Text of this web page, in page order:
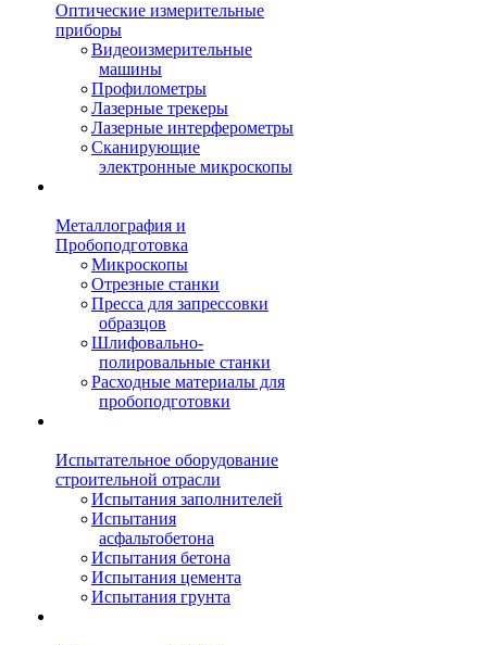
Оптические измерительные
приборы
Видеоизмерительные
машины
Профилометры
Лазерные трекеры
Лазерные интерферометры
Сканирующие
электронные микроскопы
Металлография и
Пробоподготовка
Микроскопы
Отрезные станки
Пресса для запрессовки
образцов
Шлифовально-
полировальные станки
Расходные материалы для
пробоподготовки
Испытательное оборудование
строительной отрасли
Испытания заполнителей
Испытания
асфальтобетона
Испытания бетона
Испытания цемента
Испытания грунта